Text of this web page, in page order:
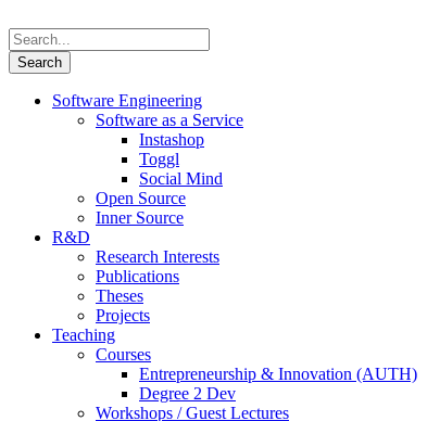
Software Engineering
Software as a Service
Instashop
Toggl
Social Mind
Open Source
Inner Source
R&D
Research Interests
Publications
Theses
Projects
Teaching
Courses
Entrepreneurship & Innovation (AUTH)
Degree 2 Dev
Workshops / Guest Lectures